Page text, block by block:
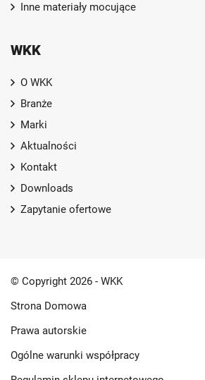
Inne materiały mocujące
WKK
O WKK
Branże
Marki
Aktualności
Kontakt
Downloads
Zapytanie ofertowe
© Copyright 2026 - WKK
Strona Domowa
Prawa autorskie
Ogólne warunki współpracy